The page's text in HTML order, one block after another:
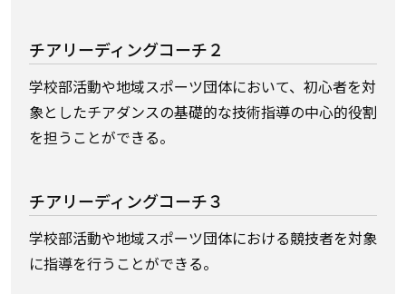
チアリーディングコーチ２
学校部活動や地域スポーツ団体において、初心者を対
象としたチアダンスの基礎的な技術指導の中心的役割
を担うことができる。
チアリーディングコーチ３
学校部活動や地域スポーツ団体における競技者を対象
に指導を行うことができる。